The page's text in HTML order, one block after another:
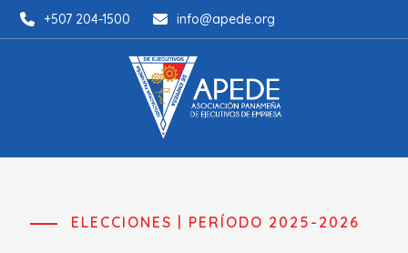
+507 204-1500 info@apede.org
ELECCIONES | PERÍODO 2025-2026